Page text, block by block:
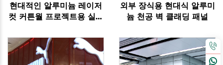
현대적인 알루미늄 레이저
컷 커튼월 프로젝트용 실외
외부 장식용 현대식 알루미
늄 천공 벽 클래딩 패널